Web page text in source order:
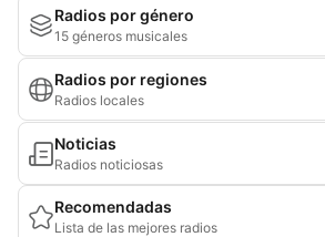
Radios por género
15 géneros musicales
Radios por regiones
Radios locales
Noticias
Radios noticiosas
Recomendadas
Lista de las mejores radios